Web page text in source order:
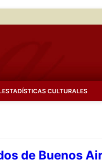
ESTADÍSTICAS CULTURALES
de Buenos